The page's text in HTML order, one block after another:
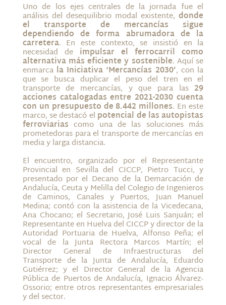
Uno de los ejes centrales de la jornada fue el
análisis del desequilibrio modal existente,donde
el transporte de mercancías sigue
dependiendo de forma abrumadora de la
carretera. En este contexto, se insistió en la
necesidad de impulsar el ferrocarril como
alternativa más eficiente y sostenible. Aquí se
enmarca la Iniciativa ‘Mercancías 2030’, con la
que se busca duplicar el peso del tren en el
transporte de mercancías, y que para las 29
acciones catalogadas entre 2021-2030 cuenta
con un presupuesto de 8.442 millones. En este
marco, se destacó el potencial de las autopistas
ferroviarias como una de las soluciones más
prometedoras para el transporte de mercancías en
media y larga distancia.
El encuentro, organizado por el Representante
Provincial en Sevilla del CICCP, Pietro Tucci, y
presentado por el Decano de la Demarcación de
Andalucía, Ceuta y Melilla del Colegio de Ingenieros
de Caminos, Canales y Puertos, Juan Manuel
Medina; contó con la asistencia de la Vicedecana,
Ana Chocano; el Secretario, José Luis Sanjuán; el
Representante en Huelva del CICCP y director de la
Autoridad Portuaria de Huelva, Alfonso Peña; el
vocal de la Junta Rectora Marcos Martín; el
Director General de Infraestructuras del
Transporte de la Junta de Andalucía, Eduardo
Gutiérrez; y el Director General de la Agencia
Pública de Puertos de Andalucía, Ignacio Álvarez-
Ossorio; entre otros representantes empresariales
y del sector.